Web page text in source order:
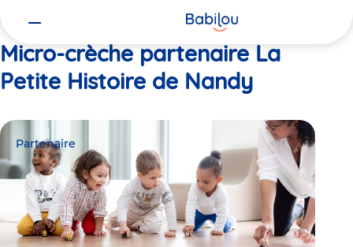
Micro-crèche partenaire La
Petite Histoire de Nandy
Partenaire